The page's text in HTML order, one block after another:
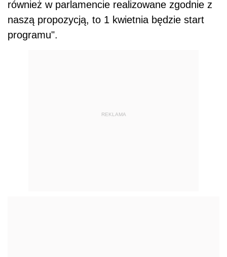
również w parlamencie realizowane zgodnie z
naszą propozycją, to 1 kwietnia będzie start
programu".
REKLAMA